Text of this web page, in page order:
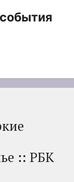
:: РБК